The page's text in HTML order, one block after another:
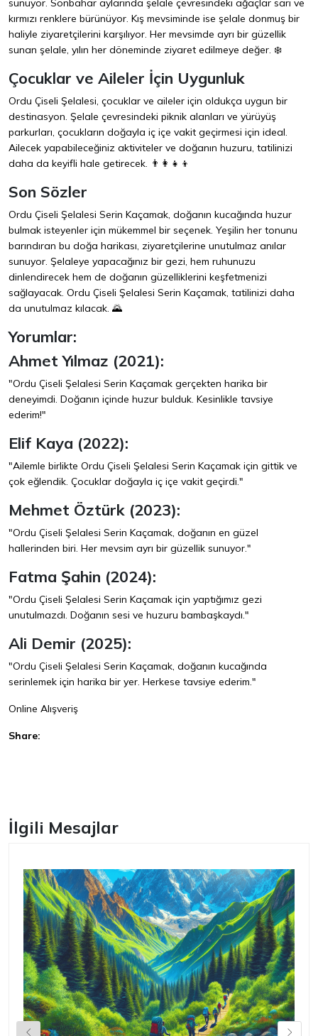
sunuyor. Sonbahar aylarında şelale çevresindeki ağaçlar sarı ve
kırmızı renklere bürünüyor. Kış mevsiminde ise şelale donmuş bir
haliyle ziyaretçilerini karşılıyor. Her mevsimde ayrı bir güzellik
sunan şelale, yılın her döneminde ziyaret edilmeye değer. ❄️
Çocuklar ve Aileler İçin Uygunluk
Ordu Çiseli Şelalesi, çocuklar ve aileler için oldukça uygun bir
destinasyon. Şelale çevresindeki piknik alanları ve yürüyüş
parkurları, çocukların doğayla iç içe vakit geçirmesi için ideal.
Ailecek yapabileceğiniz aktiviteler ve doğanın huzuru, tatilinizi
daha da keyifli hale getirecek. 👨‍👩‍👧‍👦
Son Sözler
Ordu Çiseli Şelalesi Serin Kaçamak, doğanın kucağında huzur
bulmak isteyenler için mükemmel bir seçenek. Yeşilin her tonunu
barındıran bu doğa harikası, ziyaretçilerine unutulmaz anılar
sunuyor. Şelaleye yapacağınız bir gezi, hem ruhunuzu
dinlendirecek hem de doğanın güzelliklerini keşfetmenizi
sağlayacak. Ordu Çiseli Şelalesi Serin Kaçamak, tatilinizi daha
da unutulmaz kılacak. 🌄
Yorumlar:
Ahmet Yılmaz (2021):
"Ordu Çiseli Şelalesi Serin Kaçamak gerçekten harika bir
deneyimdi. Doğanın içinde huzur bulduk. Kesinlikle tavsiye
ederim!"
Elif Kaya (2022):
"Ailemle birlikte Ordu Çiseli Şelalesi Serin Kaçamak için gittik ve
çok eğlendik. Çocuklar doğayla iç içe vakit geçirdi."
Mehmet Öztürk (2023):
"Ordu Çiseli Şelalesi Serin Kaçamak, doğanın en güzel
hallerinden biri. Her mevsim ayrı bir güzellik sunuyor."
Fatma Şahin (2024):
"Ordu Çiseli Şelalesi Serin Kaçamak için yaptığımız gezi
unutulmazdı. Doğanın sesi ve huzuru bambaşkaydı."
Ali Demir (2025):
"Ordu Çiseli Şelalesi Serin Kaçamak, doğanın kucağında
serinlemek için harika bir yer. Herkese tavsiye ederim."
Online Alışveriş
Share:
İlgili Mesajlar